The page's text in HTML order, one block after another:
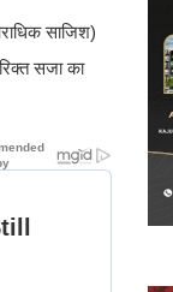
साजिश)
सजा का